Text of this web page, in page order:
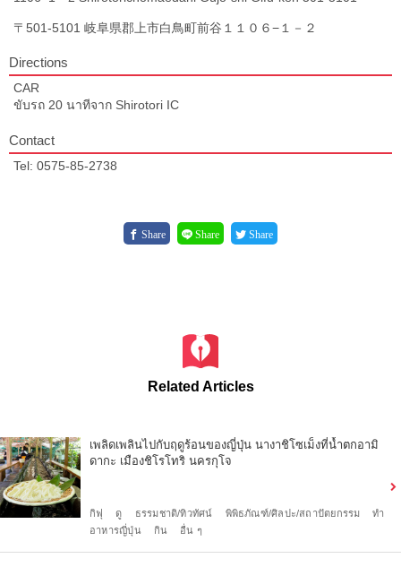
〒501-5101 岐阜県郡上市白鳥町前谷１１０６−１－２
Directions
CAR
ขับรถ 20 นาทีจาก Shirotori IC
Contact
Tel: 0575-85-2738
Share Share Share
Related Articles
เพลิดเพลินไปกับฤดูร้อนของญี่ปุ่น นางาชิโซเม็งที่น้ำตกอามิ
ดากะ เมืองชิโรโทริ นครกุโจ
กิฟุ ดู ธรรมชาติ/ทิวทัศน์ พิพิธภัณฑ์/ศิลปะ/สถาปัตยกรรม
ทำ
อาหารญี่ปุ่น
กิน อื่น ๆ